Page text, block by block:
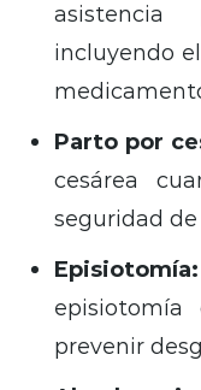
incluyendo
Parto por
cesárea
seguridad
Episiotomía:
episiotomía
prevenir